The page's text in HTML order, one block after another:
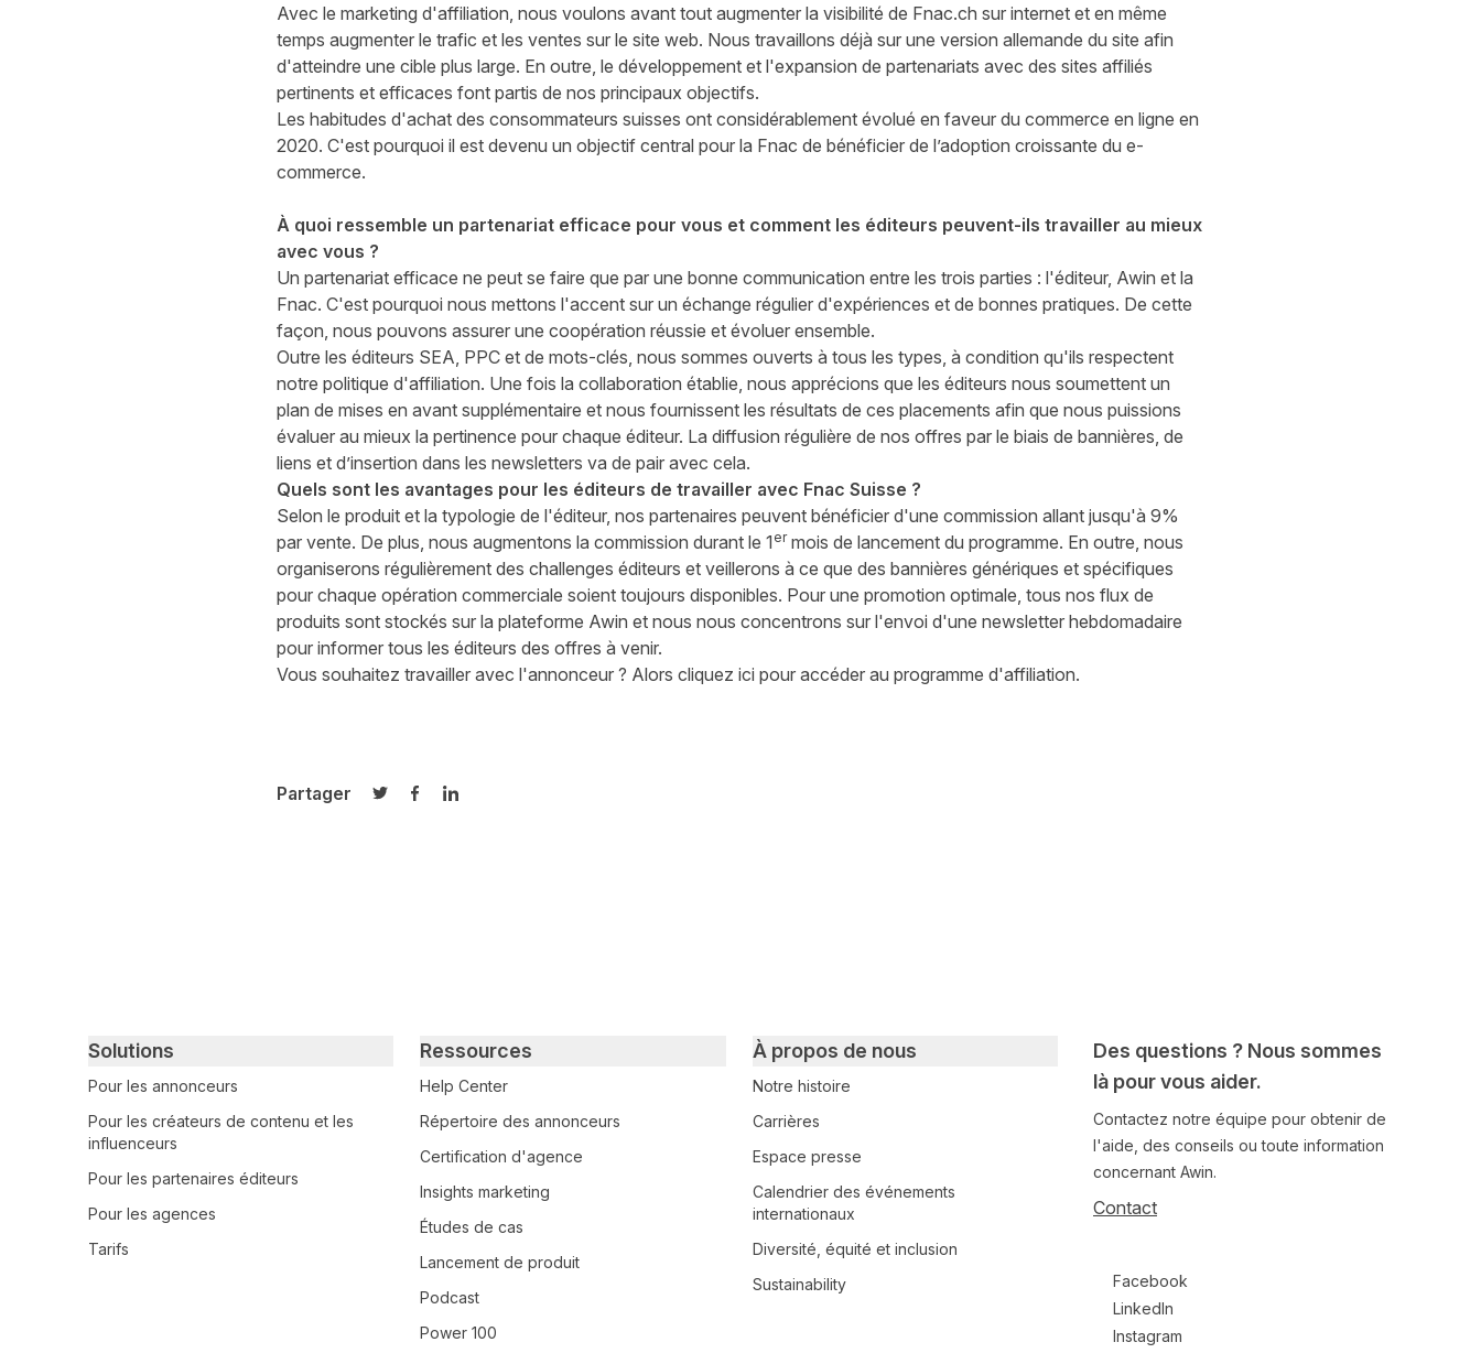
Avec le marketing d'affiliation, nous voulons avant tout augmenter la visibilité de Fnac.ch sur internet et en même
temps augmenter le trafic et les ventes sur le site web. Nous travaillons déjà sur une version allemande du site afin
d'atteindre une cible plus large. En outre, le développement et l'expansion de partenariats avec des sites affiliés
pertinents et efficaces font partis de nos principaux objectifs.
Les habitudes d'achat des consommateurs suisses ont considérablement évolué en faveur du commerce en ligne en
2020. C'est pourquoi il est devenu un objectif central pour la Fnac de bénéficier de l’adoption croissante du e-
commerce.
À quoi ressemble un partenariat efficace pour vous et comment les éditeurs peuvent-ils travailler au mieux
avec vous ?
Un partenariat efficace ne peut se faire que par une bonne communication entre les trois parties : l'éditeur, Awin et la
Fnac. C'est pourquoi nous mettons l'accent sur un échange régulier d'expériences et de bonnes pratiques. De cette
façon, nous pouvons assurer une coopération réussie et évoluer ensemble.
Outre les éditeurs SEA, PPC et de mots-clés, nous sommes ouverts à tous les types, à condition qu'ils respectent
notre politique d'affiliation. Une fois la collaboration établie, nous apprécions que les éditeurs nous soumettent un
plan de mises en avant supplémentaire et nous fournissent les résultats de ces placements afin que nous puissions
évaluer au mieux la pertinence pour chaque éditeur. La diffusion régulière de nos offres par le biais de bannières, de
liens et d’insertion dans les newsletters va de pair avec cela.
Quels sont les avantages pour les éditeurs de travailler avec Fnac Suisse ?
Selon le produit et la typologie de l'éditeur, nos partenaires peuvent bénéficier d'une commission allant jusqu'à 9%
par vente. De plus, nous augmentons la commission durant le 1ermois de lancement du programme. En outre, nous
organiserons régulièrement des challenges éditeurs et veillerons à ce que des bannières génériques et spécifiques
pour chaque opération commerciale soient toujours disponibles. Pour une promotion optimale, tous nos flux de
produits sont stockés sur la plateforme Awin et nous nous concentrons sur l'envoi d'une newsletter hebdomadaire
pour informer tous les éditeurs des offres à venir.
Vous souhaitez travailler avec l'annonceur ? Alors cliquez ici pour accéder au programme d'affiliation.
Partager
Partager sur Twitter
Partager sur Facebook
Partager sur LinkedIn
Des questions ? Nous sommes
là pour vous aider.
Contactez notre équipe pour obtenir de
l'aide, des conseils ou toute information
concernant Awin.
Contact
Facebook
LinkedIn
Instagram
Primary footer navigation
Solutions
Pour les annonceurs
Pour les créateurs de contenu et les
influenceurs
Pour les partenaires éditeurs
Pour les agences
Tarifs
Ressources
Help Center
Répertoire des annonceurs
Certification d'agence
Insights marketing
Études de cas
Lancement de produit
Podcast
Power 100
À propos de nous
Notre histoire
Carrières
Espace presse
Calendrier des événements
internationaux
Diversité, équité et inclusion
Sustainability